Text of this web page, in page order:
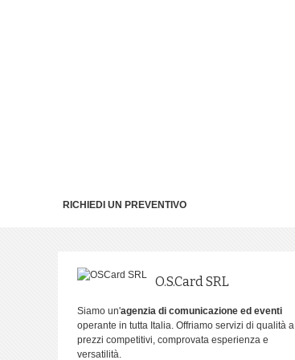
RICHIEDI UN PREVENTIVO
O.S.Card SRL
Siamo un'agenzia di comunicazione ed eventi
operante in tutta Italia. Offriamo servizi di qualità a
prezzi competitivi, comprovata esperienza e
versatilità.